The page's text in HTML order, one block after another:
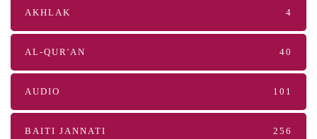
AKHLAK 4
AL-QUR'AN 40
AUDIO 101
BAITI JANNATI 256